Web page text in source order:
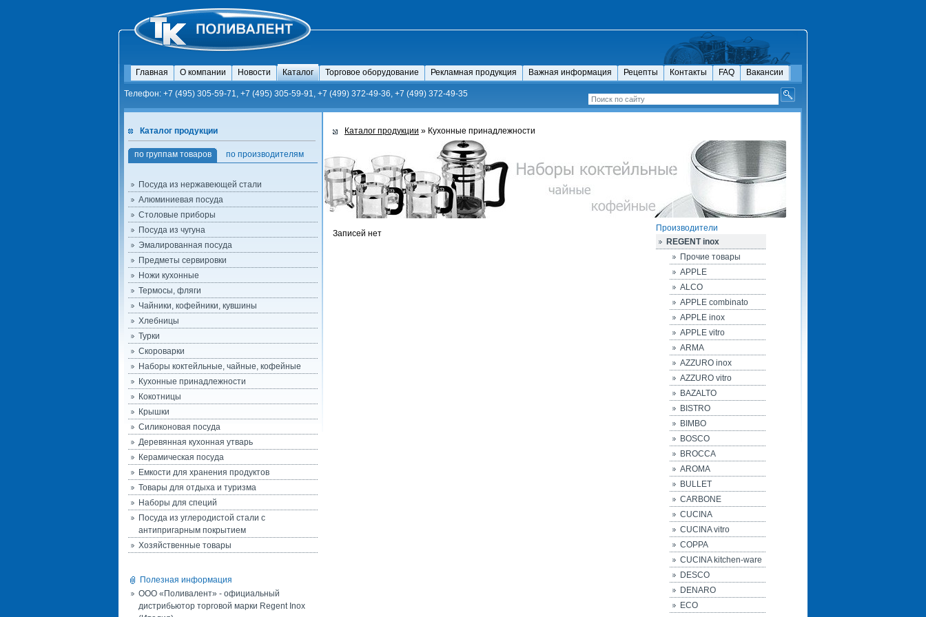
Главная О компании Новости Каталог Торговое оборудование Рекламная продукция Важная информация Рецепты Контакты FAQ Вакансии
Телефон: +7 (495) 305-59-71, +7 (495) 305-59-91, +7 (499) 372-49-36, +7 (499) 372-49-35
Каталог продукции
по группам товаров по производителям
Посуда из нержавеющей стали
Алюминиевая посуда
Столовые приборы
Посуда из чугуна
Эмалированная посуда
Предметы сервировки
Ножи кухонные
Термосы, фляги
Чайники, кофейники, кувшины
Хлебницы
Турки
Скороварки
Наборы коктейльные, чайные, кофейные
Кухонные принадлежности
Кокотницы
Крышки
Силиконовая посуда
Деревянная кухонная утварь
Керамическая посуда
Емкости для хранения продуктов
Товары для отдыха и туризма
Наборы для специй
Посуда из углеродистой стали с
антипригарным покрытием
Хозяйственные товары
Полезная информация
ООО «Поливалент» - официальный
дистрибьютор торговой марки Regent Inox
Каталог продукции » Кухонные принадлежности
Записей нет
Производители
REGENT inox
Прочие товары
APPLE
ALCO
APPLE combinato
APPLE inox
APPLE vitro
ARMA
AZZURO inox
AZZURO vitro
BAZALTO
BISTRO
BIMBO
BOSCO
BROCCA
AROMA
BULLET
CARBONE
CUCINA
CUCINA vitro
COPPA
CUCINA kitchen-ware
DESCO
DENARO
ECO